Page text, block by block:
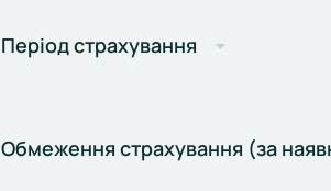
Період страхування
Обмеження страхування (за